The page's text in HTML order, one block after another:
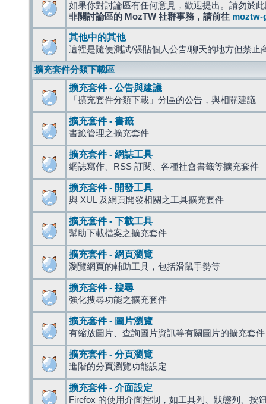
如果你對討論區有任何意見，歡迎提出。請勿於
非關討論區的 MozTW 社群事務，請前往 moztw-
其他中的其他
這裡是隨便測試/張貼個人公告/聊天的地方但禁止
擴充套件分類下載區
擴充套件 - 公告與建議
「擴充套件分類下載」分區的公告，與相關建議
擴充套件 - 書籤
書籤管理之擴充套件
擴充套件 - 網誌工具
網誌寫作、RSS 訂閱、各種社會書籤等擴充套件
擴充套件 - 開發工具
與 XUL 及網頁開發相關之工具擴充套件
擴充套件 - 下載工具
幫助下載檔案之擴充套件
擴充套件 - 網頁瀏覽
瀏覽網頁的輔助工具，包括滑鼠手勢等
擴充套件 - 搜尋
強化搜尋功能之擴充套件
擴充套件 - 圖片瀏覽
有縮放圖片、查詢圖片資訊等有關圖片的擴充套件
擴充套件 - 分頁瀏覽
進階的分頁瀏覽功能設定
擴充套件 - 介面設定
Firefox 的使用介面控制，如工具列、狀態列、按